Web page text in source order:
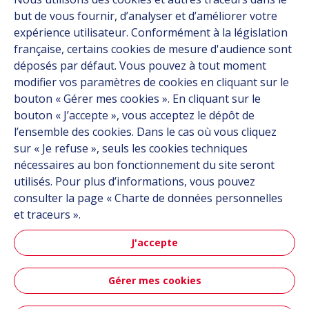
Ressources
À propos
Carrière
Contact
Suivez-nous
Linkedin
Instagram
but de vous fournir, d’analyser et d’améliorer votre
expérience utilisateur. Conformément à la législation
française, certains cookies de mesure d'audience sont
déposés par défaut. Vous pouvez à tout moment
modifier vos paramètres de cookies en cliquant sur le
bouton « Gérer mes cookies ». En cliquant sur le
bouton « J’accepte », vous acceptez le dépôt de
l’ensemble des cookies. Dans le cas où vous cliquez
sur « Je refuse », seuls les cookies techniques
nécessaires au bon fonctionnement du site seront
utilisés. Pour plus d’informations, vous pouvez
consulter la page « Charte de données personnelles
et traceurs ».
J'accepte
Gérer mes cookies